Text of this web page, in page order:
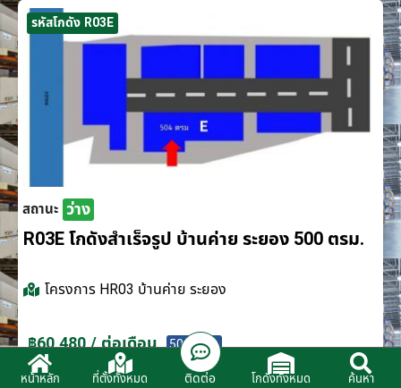
รหัสโกดัง R03E
สถานะ ว่าง
R03E โกดังสำเร็จรูป บ้านค่าย ระยอง 500 ตรม.
โครงการ HR03 บ้านค่าย ระยอง
฿60,480 / ต่อเดือน 500 ตรม.
หน้าหลัก ที่ตั้งทั้งหมด ติดต่อ โกดังทั้งหมด ค้นหา